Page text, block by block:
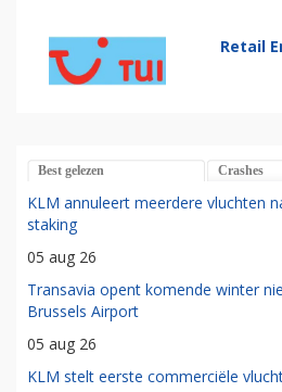
Retail
Best gelezen Crashes
KLM annuleert meerdere vluchten
staking
05 aug 26
Transavia opent komende winter
Brussels Airport
05 aug 26
KLM stelt eerste commerciële